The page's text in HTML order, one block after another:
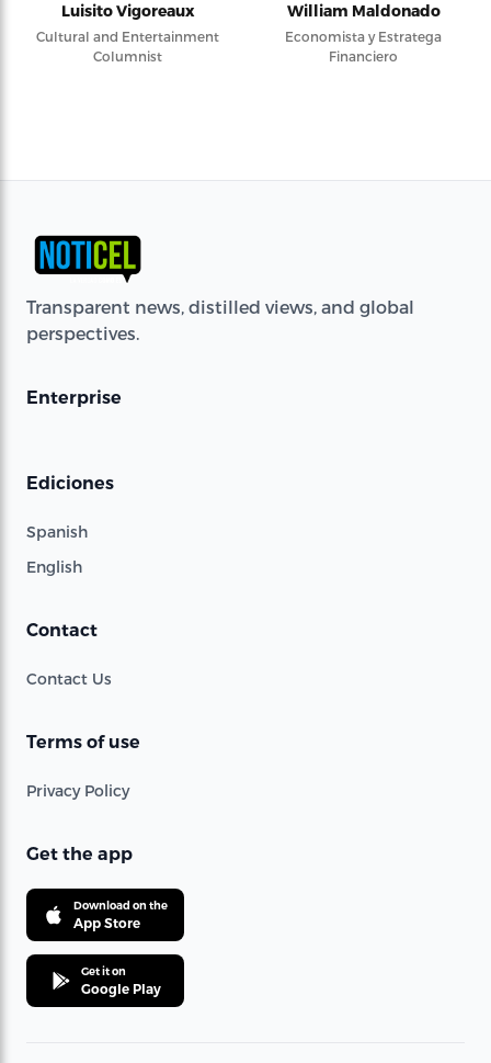
Luisito Vigoreaux
Cultural and Entertainment
Columnist
William Maldonado
Economista y Estratega
Financiero
Transparent news, distilled views, and global
perspectives.
Enterprise
Ediciones
Spanish
English
Contact
Contact Us
Terms of use
Privacy Policy
Get the app
Download on the
App Store
Get it on
Google Play